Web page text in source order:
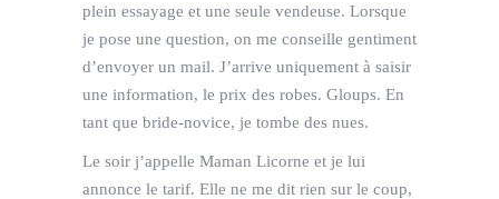
plein essayage et une seule vendeuse. Lorsque
je pose une question, on me conseille gentiment
d’envoyer un mail. J’arrive uniquement à saisir
une information, le prix des robes. Gloups. En
tant que bride-novice, je tombe des nues.
Le soir j’appelle Maman Licorne et je lui
annonce le tarif. Elle ne me dit rien sur le coup,